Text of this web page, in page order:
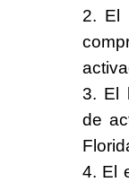
2. El
3. El
de
4. El